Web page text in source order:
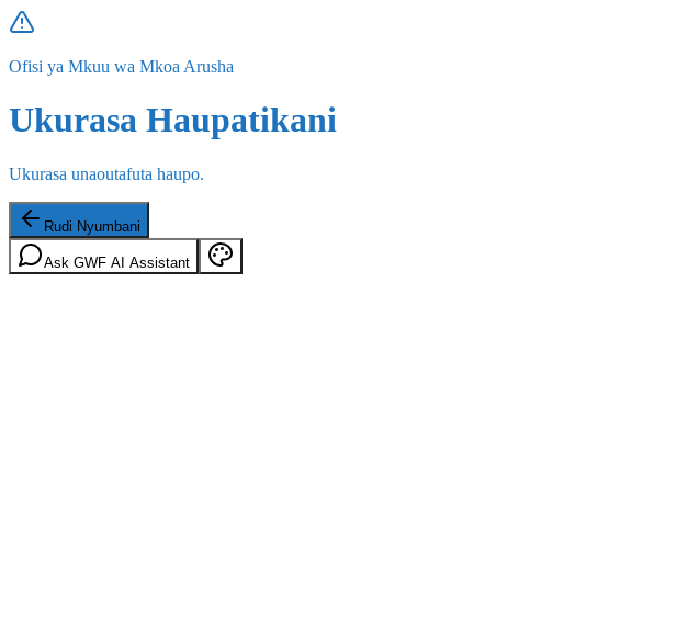
Ofisi ya Mkuu wa Mkoa Arusha
Ukurasa Haupatikani
Ukurasa unaoutafuta haupo.
Rudi Nyumbani
Ask GWF AI Assistant